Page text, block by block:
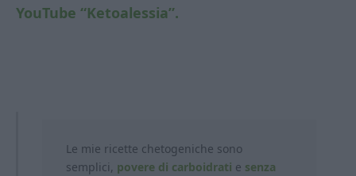
YouTube “Ketoalessia”.
Le mie ricette chetogeniche sono
semplici, povere di carboidrati e senza